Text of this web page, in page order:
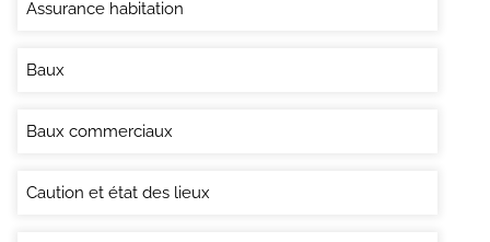
Assurance habitation
Baux
Baux commerciaux
Caution et état des lieux